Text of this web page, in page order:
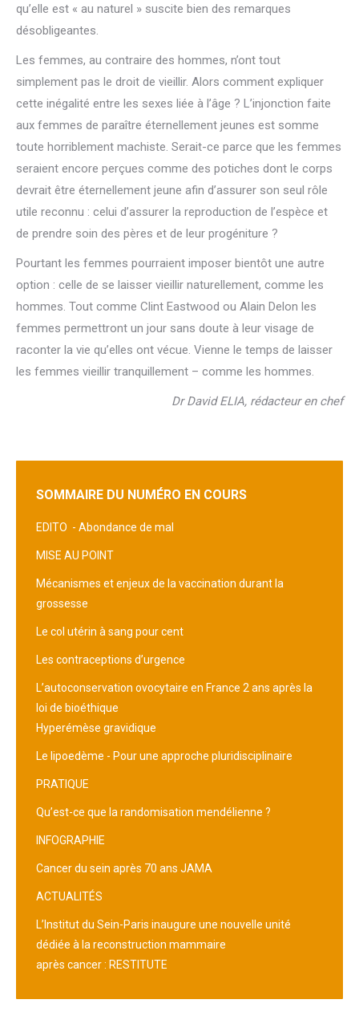
qu’elle est « au naturel » suscite bien des remarques
désobligeantes.
Les femmes, au contraire des hommes, n’ont tout
simplement pas le droit de vieillir. Alors comment expliquer
cette inégalité entre les sexes liée à l’âge ? L’injonction faite
aux femmes de paraître éternellement jeunes est somme
toute horriblement machiste. Serait-ce parce que les femmes
seraient encore perçues comme des potiches dont le corps
devrait être éternellement jeune afin d’assurer son seul rôle
utile reconnu : celui d’assurer la reproduction de l’espèce et
de prendre soin des pères et de leur progéniture ?
Pourtant les femmes pourraient imposer bientôt une autre
option : celle de se laisser vieillir naturellement, comme les
hommes. Tout comme Clint Eastwood ou Alain Delon les
femmes permettront un jour sans doute à leur visage de
raconter la vie qu’elles ont vécue. Vienne le temps de laisser
les femmes vieillir tranquillement – comme les hommes.
Dr David ELIA, rédacteur en chef
SOMMAIRE DU NUMÉRO EN COURS
EDITO - Abondance de mal
MISE AU POINT
Mécanismes et enjeux de la vaccination durant la
grossesse
Le col utérin à sang pour cent
Les contraceptions d’urgence
L’autoconservation ovocytaire en France 2 ans après la
loi de bioéthique
Hyperémèse gravidique
Le lipoedème - Pour une approche pluridisciplinaire
PRATIQUE
Qu’est-ce que la randomisation mendélienne ?
INFOGRAPHIE
Cancer du sein après 70 ans JAMA
ACTUALITÉS
L’Institut du Sein-Paris inaugure une nouvelle unité
dédiée à la reconstruction mammaire
après cancer : RESTITUTE